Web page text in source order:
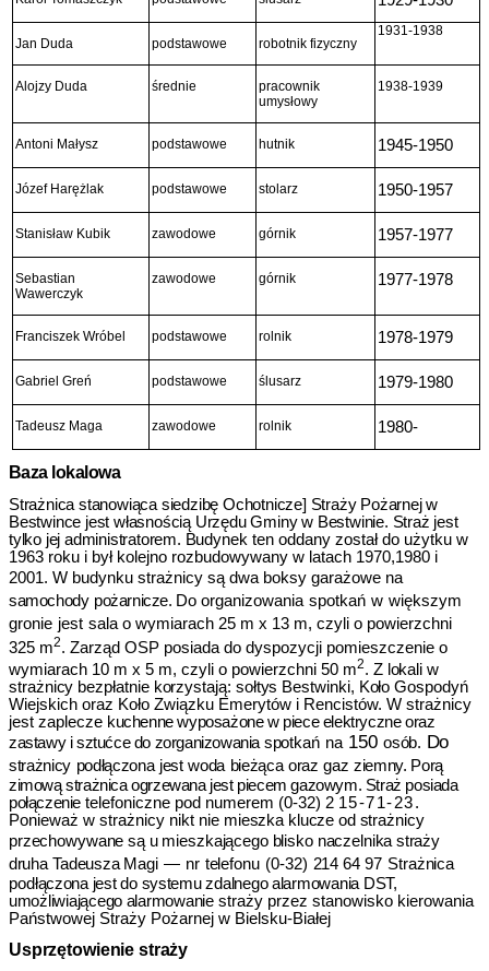
Jan Duda podstawowe robotnik fizyczny
1931-1938
Alojzy Duda średnie
pracownik
umysłowy
1938-1939
Antoni Małysz podstawowe hutnik 1945-1950
Józef Harężlak podstawowe stolarz 1950-1957
Stanisław Kubik zawodowe górnik 1957-1977
Sebastian
Wawerczyk
zawodowe górnik 1977-1978
Franciszek Wróbel podstawowe rolnik 1978-1979
Gabriel Greń podstawowe ślusarz 1979-1980
Tadeusz Maga zawodowe rolnik 1980-
Baza lokalowa
Strażnica stanowiąca siedzibę Ochotnicze] Straży Pożarnej w
Bestwince jest własnością Urzędu Gminy w Bestwinie. Straż jest
tylko jej administratorem. Bu­dynek ten oddany został do użytku w
1963 roku i był kolejno rozbudowywany w latach 1970,1980 i
2001. W budynku strażnicy są dwa boksy garażowe na
samochody pożarnicze. Do organizowania spotkań w większym
gronie jest sala o wymiarach 25 m x 13 m, czyli o powierzchni
325 m2. Zarząd OSP posiada do dyspozycji pomieszczenie o
wymiarach 10 m x 5 m, czyli o powierzchni 50 m2. Z lokali w
strażnicy bezpłatnie korzystają: sołtys Bestwinki, Koło Gospodyń
Wiejskich oraz Koło Związku Emerytów i Rencistów. W strażnicy
jest zaplecze kuchenne wyposażone w piece elektryczne oraz
zastawy i sztućce do zorganizowania spotkań na150 osób. Do
strażnicy podłączona jest woda bieżąca oraz gaz ziemny. Porą
zimową strażnica ogrzewana jest piecem gazowym. Straż posiada
połączenie telefoniczne pod numerem (0-32) 2 15-71-23.
Ponieważ w strażnicy nikt nie mieszka klucze od strażnicy
przechowywane są u mieszkającego blisko naczelnikastraży
druha TadeuszaMagi — nr telefonu (0-32) 214 64 97 Strażnica
pod­łączona jest do systemu zdalnego alarmowania DST,
umożliwiającego alarmowanie straży przez stanowisko kierowania
Państwowej Straży Pożarnej w Bielsku-Bia­łej
Usprzętowienie straży